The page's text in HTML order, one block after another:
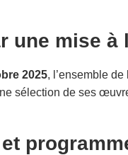
une mise à
2025, l’ensemble
sélection de ses